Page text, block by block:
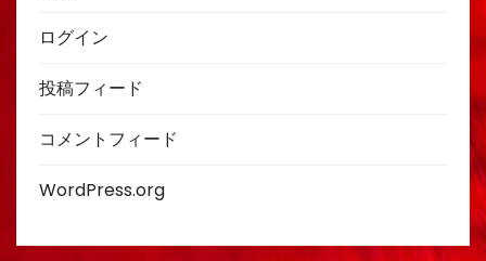
ログイン
投稿フィード
コメントフィード
WordPress.org